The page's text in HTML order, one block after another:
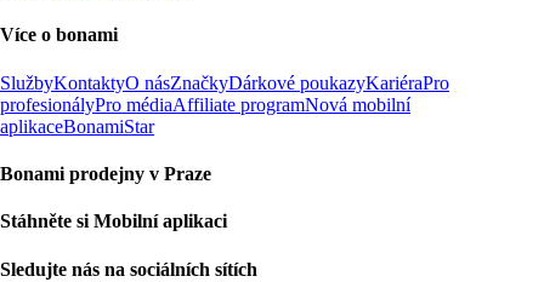
Více o bonami
SlužbyKontaktyO násZnačkyDárkové poukazyKariéraPro
profesionályPro médiaAffiliate programNová mobilní
aplikaceBonamiStar
Bonami prodejny v Praze
Stáhněte si Mobilní aplikaci
Sledujte nás na sociálních sítích